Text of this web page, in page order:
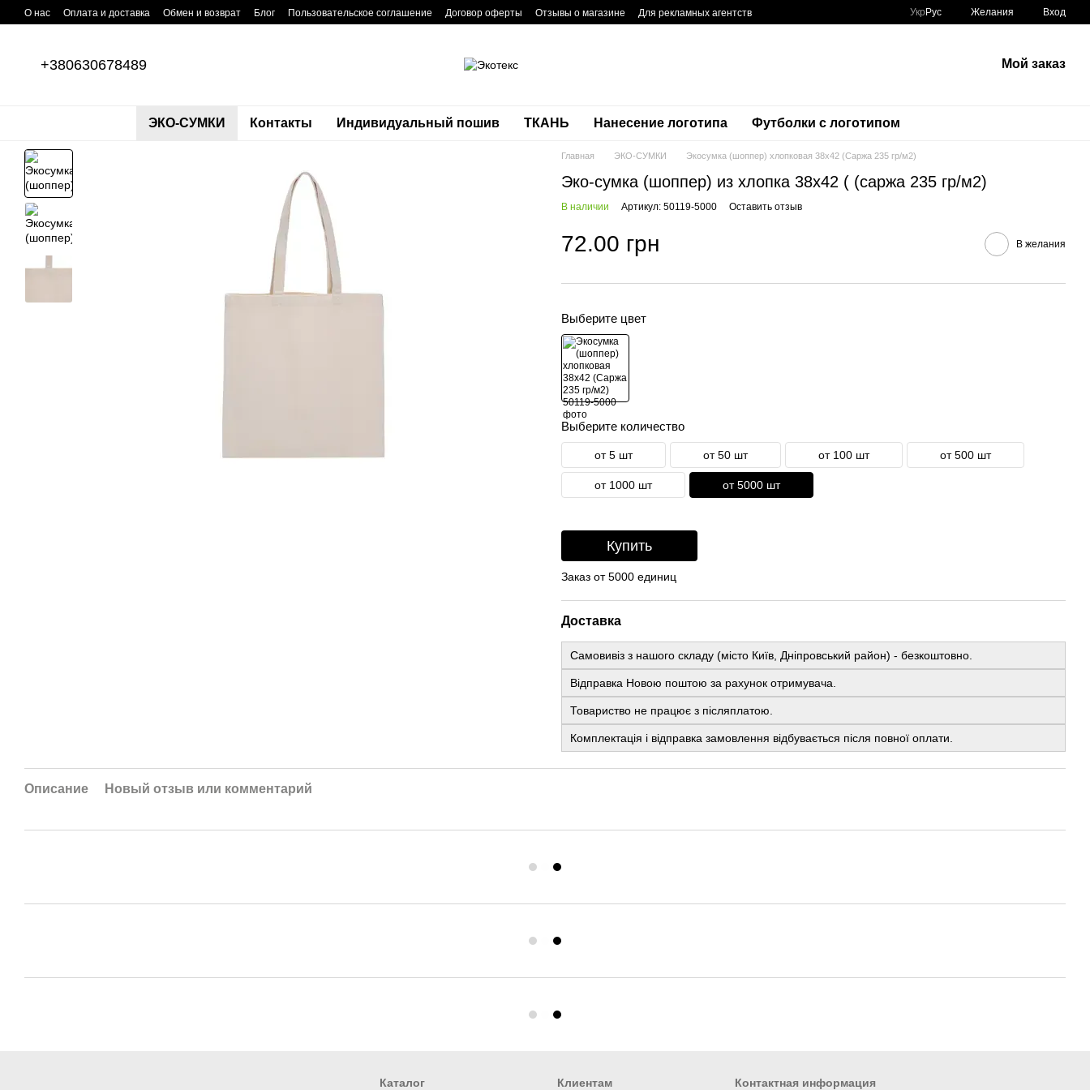
Перейти к основному контенту
О нас Оплата и доставка Обмен и возврат Блог Пользовательское соглашение Договор оферты Отзывы о магазине Для рекламных агентств Укр Рус Желания Вход
+380630678489 Мой заказ
ЭКО-СУМКИ Контакты Индивидуальный пошив ТКАНЬ Нанесение логотипа Футболки с логотипом
Главная ЭКО-СУМКИ Экосумка (шоппер) хлопковая 38x42 (Саржа 235 гр/м2)
Эко-сумка (шоппер) из хлопка 38х42 ( (саржа 235 гр/м2)
В наличии Артикул: 50119-5000 Оставить отзыв
72.00 грн В желания
Выберите цвет
Выберите количество
от 5 шт от 50 шт от 100 шт от 500 шт
от 1000 шт от 5000 шт
Купить
Заказ от 5000 единиц
Доставка
Самовивіз з нашого складу (місто Київ, Дніпровський район) - безкоштовно.
Відправка Новою поштою за рахунок отримувача.
Товариство не працює з післяплатою.
Комплектація і відправка замовлення відбувається після повної оплати.
Описание Новый отзыв или комментарий
Каталог Клиентам Контактная информация